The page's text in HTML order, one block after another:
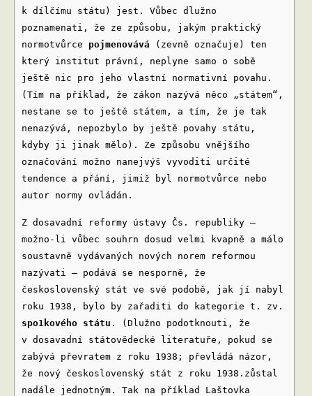
k dílčímu státu) jest. Vůbec dlužno
poznamenati, že ze způsobu, jakým praktický
normotvůrce pojmenovává (zevně označuje) ten
který institut právní, neplyne samo o sobě
ještě nic pro jeho vlastní normativní povahu.
(Tím na příklad, že zákon nazývá něco „státem“,
nestane se to ještě státem, a tím, že je tak
nenazývá, nepozbylo by ještě povahy státu,
kdyby ji jinak mělo). Ze způsobu vnějšího
označování možno nanejvýš vyvoditi určité
tendence a přání, jimiž byl normotvůrce nebo
autor normy ovládán.
Z dosavadní reformy ústavy Čs. republiky –
možno-li vůbec souhrn dosud velmi kvapně a málo
soustavně vydávaných nových norem reformou
nazývati – podává se nesporně, že
československý stát ve své podobě, jak jí nabyl
roku 1938, bylo by zařaditi do kategorie t. zv.
spo1kového státu . (Dlužno podotknouti, že
v dosavadní státovědecké literatuře, pokud se
zabývá převratem z roku 1938; převládá názor,
že nový československý stát z roku 1938.zůstal
nadále jednotným. Tak na příklad Laštovka